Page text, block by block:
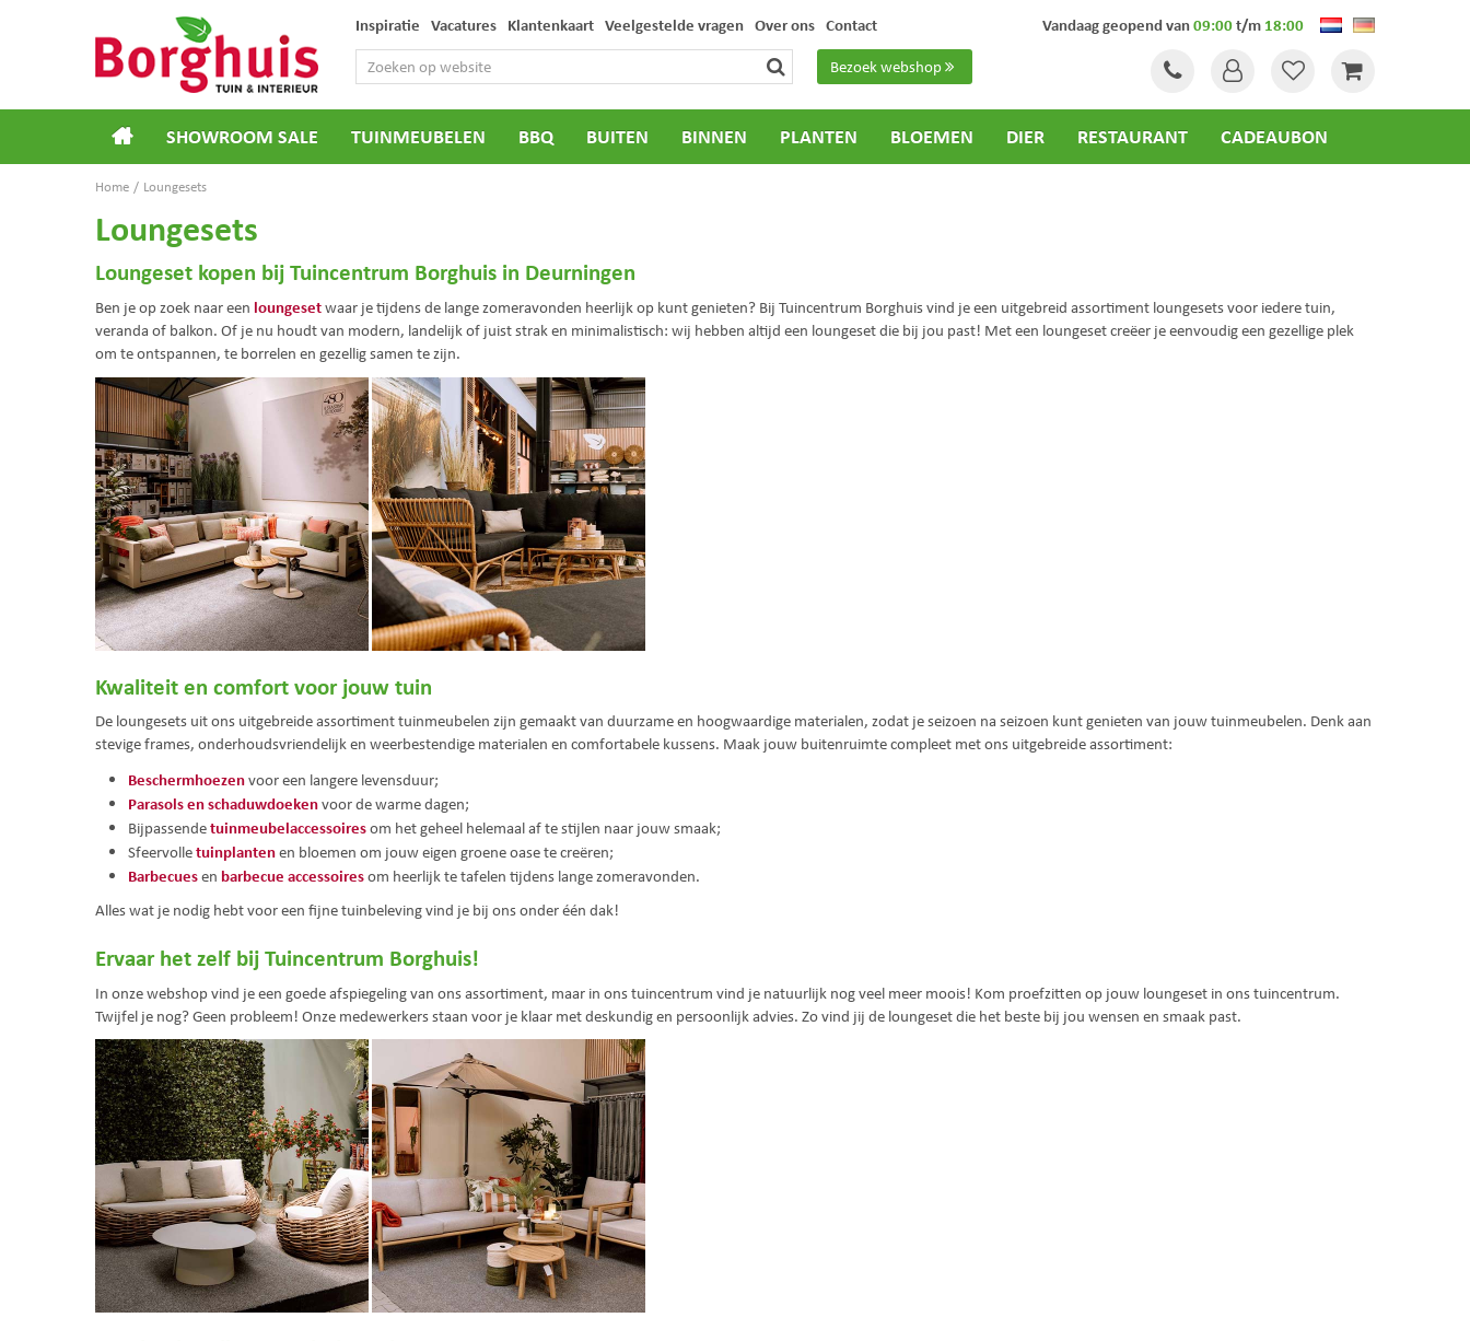
Home Loungesets
Bezoek webshop
Inspiratie Vacatures Klantenkaart Veelgestelde vragen Over ons Contact Vandaag geopend van09:00t/m18:00
SHOWROOM SALE TUINMEUBELEN BBQ BUITEN BINNEN PLANTEN BLOEMEN DIER RESTAURANT CADEAUBON
Loungesets
Loungeset kopen bij Tuincentrum Borghuis in Deurningen
Ben je op zoek naar een loungesetwaar je tijdens de lange zomeravonden heerlijk op kunt genieten? Bij Tuincentrum Borghuis vind je een uitgebreid assortiment loungesets voor iedere tuin,
veranda of balkon. Of je nu houdt van modern, landelijk of juist strak en minimalistisch: wij hebben altijd een loungeset die bij jou past! Met een loungeset creëer je eenvoudig een gezellige plek
om te ontspannen, te borrelen en gezellig samen te zijn.
Kwaliteit en comfort voor jouw tuin
De loungesets uit ons uitgebreide assortiment tuinmeubelen zijn gemaakt van duurzame en hoogwaardige materialen, zodat je seizoen na seizoen kunt genieten van jouw tuinmeubelen. Denk aan
stevige frames, onderhoudsvriendelijk en weerbestendige materialen en comfortabele kussens. Maak jouw buitenruimte compleet met ons uitgebreide assortiment:
Beschermhoezenvoor een langere levensduur;
Parasols en schaduwdoekenvoor de warme dagen;
Bijpassendetuinmeubelaccessoiresom het geheel helemaal af te stijlen naar jouw smaak;
Sfeervolletuinplantenen bloemen om jouw eigen groene oase te creëren;
Barbecuesen barbecue accessoiresom heerlijk te tafelen tijdens lange zomeravonden.
Alles wat je nodig hebt voor een fijne tuinbeleving vind je bij ons onder één dak!
Ervaar het zelf bij Tuincentrum Borghuis!
In onze webshop vind je een goede afspiegeling van ons assortiment, maar in ons tuincentrum vind je natuurlijk nog veel meer moois! Kom proefzitten op jouw loungeset in ons tuincentrum.
Twijfel je nog? Geen probleem! Onze medewerkers staan voor je klaar met deskundig en persoonlijk advies. Zo vind jij de loungeset die het beste bij jou wensen en smaak past.